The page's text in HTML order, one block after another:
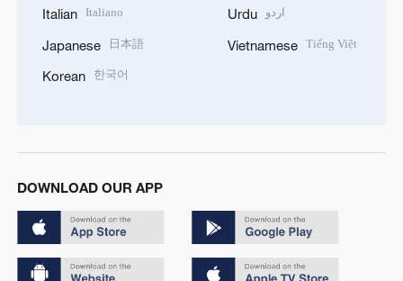
Italian Italiano
Japanese 日本語
Korean 한국어
Urdu اردو
Vietnamese Tiếng Việt
DOWNLOAD OUR APP